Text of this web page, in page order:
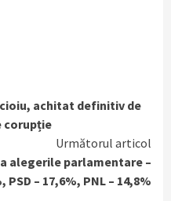
achitat definitiv de
corupție
Următorul articol
alegerile parlamentare –
PSD – 17,6%, PNL – 14,8%